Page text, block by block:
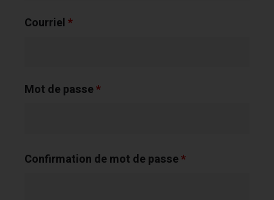
Courriel*
Mot de passe*
Confirmation de mot de passe*